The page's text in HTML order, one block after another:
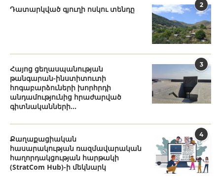
2
Դատարկված գյուղի ոսկու տենդը
3
Հայոց ցեղասպանության
թանգարան-ինստիտուտի
հոգաբարձուների խորհրդի
անդամությունից հրաժարված
գիտնականների...
4
Քաղաքացիական
հասարակության ռազմավարական
հաղորդակցության հարթակի
(StratCom Hub)-ի մեկնարկ